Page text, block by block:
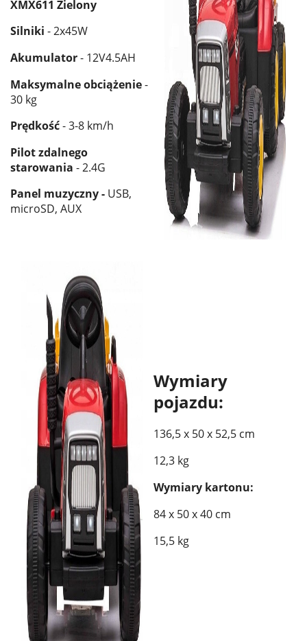
XMX611 Zielony
Silniki - 2x45W
Akumulator- 12V4.5AH
Maksymalne obciążenie-
30 kg
Prędkość- 3-8 km/h
Pilot zdalnego
starowania - 2.4G
Panel muzyczny - USB,
microSD, AUX
Wymiary
pojazdu:
136,5 x 50 x 52,5 cm
12,3 kg
Wymiary kartonu:
84 x 50 x 40 cm
15,5 kg